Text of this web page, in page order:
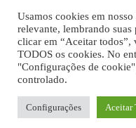
Usamos cookies em
relevante, lembrando
clicar em “Aceitar todos”,
TODOS os cookies. No
"Configurações de
controlado.
Configurações Aceitar
Central de Atendimento
Trabalhe conosco
Fale Conosco
Super Bazar Imperial - © 2016 -